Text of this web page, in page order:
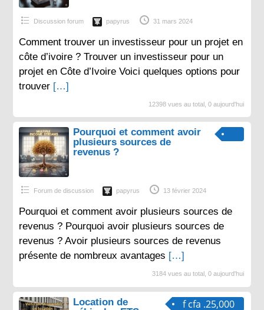
Discussion forum papyrus 31 mars 2024
Comment trouver un investisseur pour un projet en
côte d’ivoire ? Trouver un investisseur pour un
projet en Côte d’Ivoire Voici quelques options pour
trouver […]
12398 vues au total, 0 aujourd'hui
Pourquoi et comment avoir
plusieurs sources de
revenus ?
Forum de discussion papyrus 13 février 2024
Pourquoi et comment avoir plusieurs sources de
revenus ? Pourquoi avoir plusieurs sources de
revenus ? Avoir plusieurs sources de revenus
présente de nombreux avantages […]
3184 vues au total, 0 aujourd'hui
f cfa .25,000
Location de